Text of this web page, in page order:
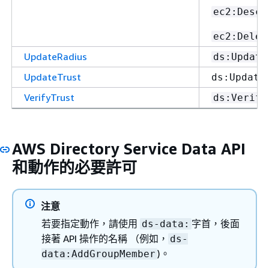
UpdateRadius
UpdateTrust
VerifyTrust
AWS Directory Service Data API
和動作的必要許可
注意
若要指定動作，請使用 ds-data: 字首，後面
接著 API 操作的名稱 （例如， ds-
data:AddGroupMember )。